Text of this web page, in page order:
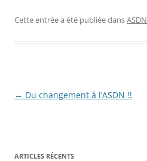
Cette entrée a été publiée dansASDN
Navigation
← Du changement à l’ASDN !!
ARTICLES RÉCENTS